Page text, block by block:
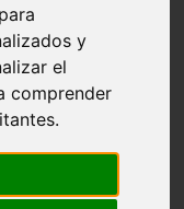
y
el
comprender